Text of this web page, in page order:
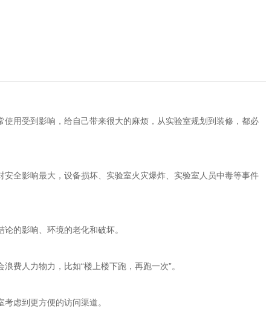
用受到影响，给自己带来很大的麻烦，从实验室规划到装修，都必
全影响最大，设备损坏、实验室火灾爆炸、实验室人员中毒等事件
的影响、环境的老化和破坏。
费人力物力，比如“楼上楼下跑，再跑一次”。
虑到更方便的访问渠道。